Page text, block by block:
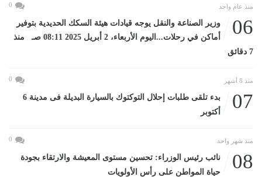
منذ عام واحد 0
06
وزير الصناعة والنقل يوجه قيادات هيئة السكك الحديدية بتوفير
أماكن في رحلات...اليوم الأربعاء، 2 أبريل 2025 08:11 صـ منذ
7 دقائق
منذ 8 أشهر 0
07
بدء تلقى طلبات إحلال التوكتوك بالسيارة البديلة فى مدينة 6
أكتوبر
منذ شهر واحد 0
08
نائب رئيس الوزراء: تحسين مستوى المعيشة والارتقاء بجودة
حياة المواطن على رأس الأولويات